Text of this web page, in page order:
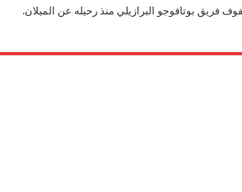
فريق بوتافوجو البرازيلي منذ رحيله عن الميلان.